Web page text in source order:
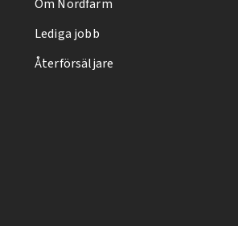
Om Nordfarm
Lediga jobb
Återförsäljare